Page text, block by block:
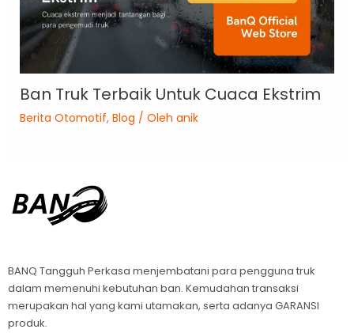
Ban Truk Terbaik Untuk Cuaca Ekstrim
Berita Otomotif, Blog / Oleh anik
BANQ Tangguh Perkasa menjembatani para pengguna truk
dalam memenuhi kebutuhan ban. Kemudahan transaksi
merupakan hal yang kami utamakan, serta adanya GARANSI
produk.